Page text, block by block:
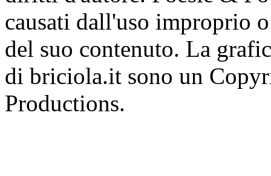
causati dall'uso improprio
del suo contenuto. La
di briciola.it sono un
Productions.